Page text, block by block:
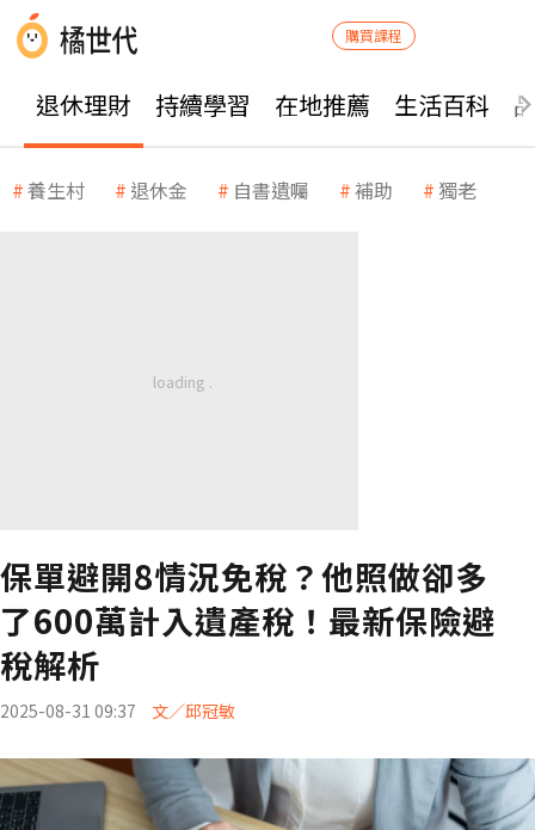
購買課程
退休理財 持續學習 在地推薦 生活百科
養生村 退休金 自書遺囑 補助 獨老
保單避開8情況免稅？他照做卻多
了600萬計入遺產稅！最新保險避
稅解析
2025-08-31 09:37 文／邱冠敏